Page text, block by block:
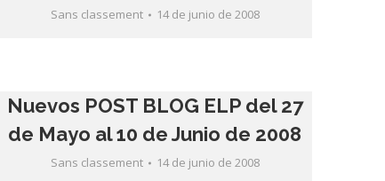
Sans classement 14 de junio de 2008
Nuevos POST BLOG ELP del 27
de Mayo al 10 de Junio de 2008
Sans classement 14 de junio de 2008